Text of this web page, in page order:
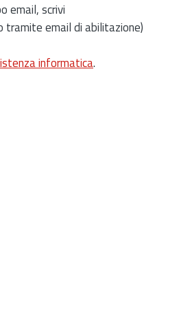
email, scrivi
tramite email di abilitazione)
informatica.